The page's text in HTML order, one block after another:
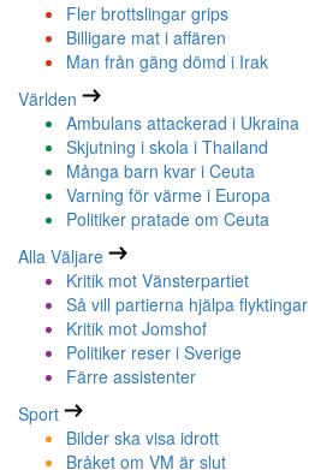
Fler brottslingar grips
Billigare mat i affären
Man från gäng dömd i Irak
Världen
Ambulans attackerad i Ukraina
Skjutning i skola i Thailand
Många barn kvar i Ceuta
Varning för värme i Europa
Politiker pratade om Ceuta
Alla Väljare
Kritik mot Vänsterpartiet
Så vill partierna hjälpa flyktingar
Kritik mot Jomshof
Politiker reser i Sverige
Färre assistenter
Sport
Bilder ska visa idrott
Bråket om VM är slut